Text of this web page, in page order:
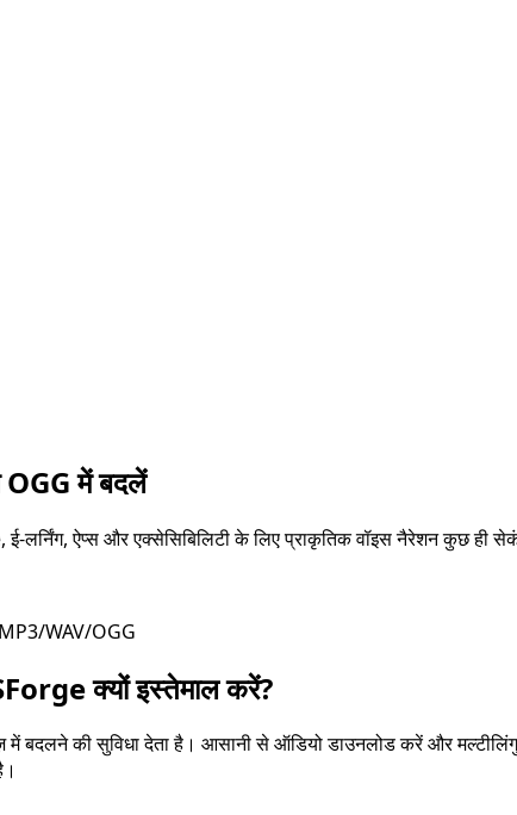
में बदलें
ऐप्स और एक्सेसिबिलिटी के लिए प्राकृतिक वॉइस नैरेशन कुछ ही
MP3/WAV/OGG
क्यों इस्तेमाल करें?
बदलने की सुविधा देता है। आसानी से ऑडियो डाउनलोड करें और